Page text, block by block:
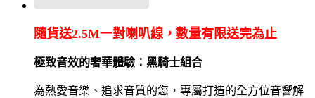
隨貨送2.5M一對喇叭線，數量有限送完為止
極致音效的奢華體驗：黑騎士組合
為熱愛音樂、追求音質的您，專屬打造的全方位音響解